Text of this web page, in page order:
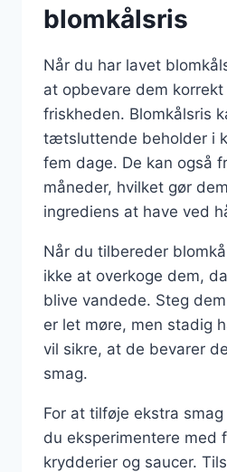
blomkålsris
Når du har lavet
at opbevare dem
friskheden. Blomkålsris
tætsluttende beholder i
fem dage. De kan også
måneder, hvilket gør
ingrediens at have ved
Når du tilbereder
ikke at overkoge dem,
blive vandede. Steg
er let møre, men stadig
vil sikre, at de bevarer
smag.
For at tilføje ekstra
du eksperimentere med
krydderier og saucer.